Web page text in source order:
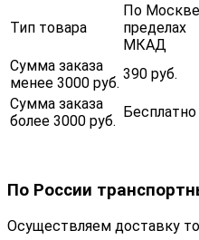
Тип товара
По
пределах
МКАД
Сумма заказа
менее 3000 руб.
390 руб.
Сумма заказа
более 3000 руб.
Бесплатно
По России
Осуществляем доставку